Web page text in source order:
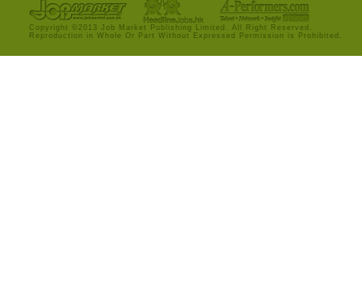
Copyright ©2013 Job Market Publishing Limited. All Right Reserved.
Reproduction in Whole Or Part Without Expressed Permission is Prohibited.